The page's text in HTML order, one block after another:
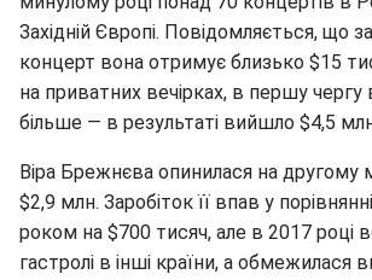
Західній Європі. Повідомляється, що
концерт вона отримує близько $15
на приватних вечірках, в першу чергу
більше — в результаті вийшло $4,5
Віра Брежнєва опинилася на другому
$2,9 млн. Заробіток її впав у
роком на $700 тисяч, але в 2017 році
гастролі в інші країни, а обмежилася